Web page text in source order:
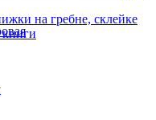
на гребне, склейке